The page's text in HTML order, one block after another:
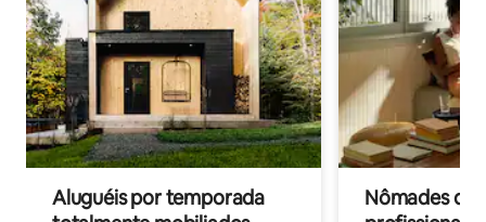
Aluguéis por temporada
Nômades